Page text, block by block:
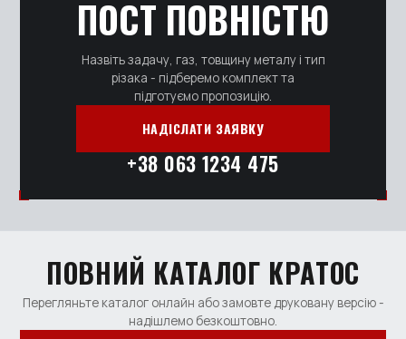
ПОСТ ПОВНІСТЮ
Назвіть задачу, газ, товщину металу і тип
різака - підберемо комплект та
підготуємо пропозицію.
НАДІСЛАТИ ЗАЯВКУ
+38 063 1234 475
ПОВНИЙ КАТАЛОГ КРАТОС
Перегляньте каталог онлайн або замовте друковану версію -
надішлемо безкоштовно.